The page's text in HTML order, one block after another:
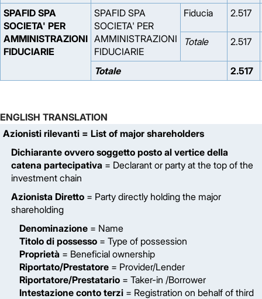
SPAFID SPA
SOCIETA' PER
AMMINISTRAZIONI
FIDUCIARIE
SPAFID SPA
SOCIETA' PER
AMMINISTRAZIONI
FIDUCIARIE
Fiducia 2.517
Totale 2.517
Totale 2.517
ENGLISH TRANSLATION
Azionisti rilevanti = List of major shareholders
Dichiarante ovvero soggetto posto al vertice della
catena partecipativa = Declarant or party at the top of the
investment chain
Azionista Diretto = Party directly holding the major
shareholding
Denominazione = Name
Titolo di possesso = Type of possession
Proprietà = Beneficial ownership
Riportato/Prestatore = Provider/Lender
Riportatore/Prestatario = Taker-in /Borrower
Intestazione conto terzi = Registration on behalf of third